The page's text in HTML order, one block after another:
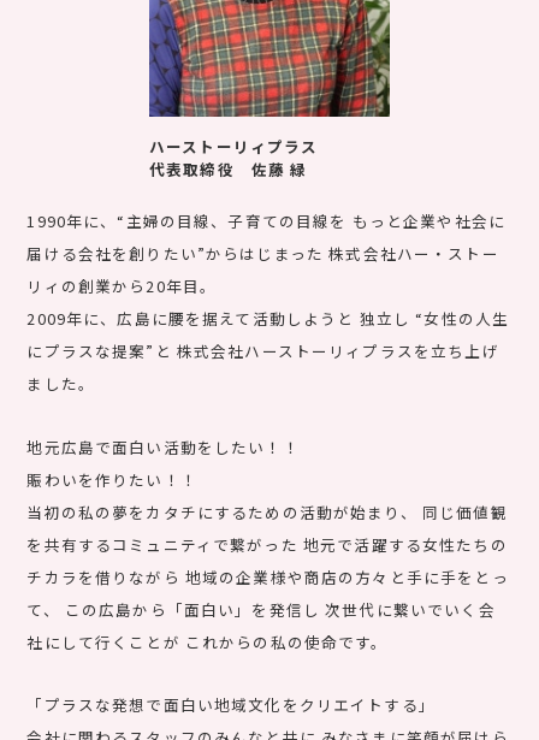
ハーストーリィプラス
代表取締役 佐藤 緑
1990年に、“主婦の目線、子育ての目線を もっと企業や社会に
届ける会社を創りたい”からはじまった 株式会社ハー・ストー
リィの創業から20年目。
2009年に、広島に腰を据えて活動しようと 独立し “女性の人生
にプラスな提案”と 株式会社ハーストーリィプラスを立ち上げ
ました。
地元広島で面白い活動をしたい！！
賑わいを作りたい！！
当初の私の夢をカタチにするための活動が始まり、
同じ価値観
を共有するコミュニティで繋がった 地元で活躍する女性たちの
チカラを借りながら 地域の企業様や商店の方々と手に手をとっ
て、
この広島から「面白い」を発信し 次世代に繋いでいく会
社にして行くことが これからの私の使命です。
「プラスな発想で面白い地域文化をクリエイトする」